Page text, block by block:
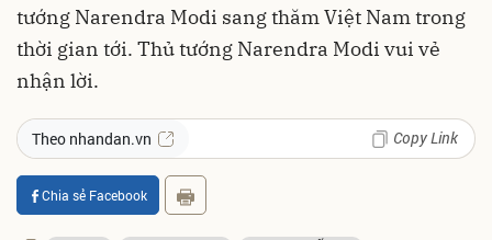
tướng Narendra Modi sang thăm Việt Nam trong
thời gian tới. Thủ tướng Narendra Modi vui vẻ
nhận lời.
Theo nhandan.vn Copy Link
Chia sẻ Facebook